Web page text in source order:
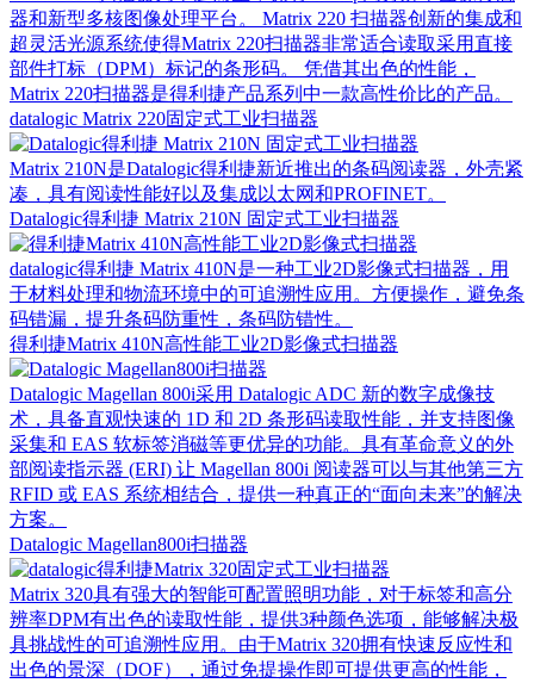
器和新型多核图像处理平台。 Matrix 220 扫描器创新的集成和
超灵活光源系统使得Matrix 220扫描器非常适合读取采用直接
部件打标（DPM）标记的条形码。 凭借其出色的性能，
Matrix 220扫描器是得利捷产品系列中一款高性价比的产品。
datalogic Matrix 220固定式工业扫描器
Matrix 210N是Datalogic得利捷新近推出的条码阅读器，外壳紧
凑，具有阅读性能好以及集成以太网和PROFINET。
Datalogic得利捷 Matrix 210N 固定式工业扫描器
datalogic得利捷 Matrix 410N是一种工业2D影像式扫描器，用
于材料处理和物流环境中的可追溯性应用。方便操作，避免条
码错漏，提升条码防重性，条码防错性。
得利捷Matrix 410N高性能工业2D影像式扫描器
Datalogic Magellan 800i采用 Datalogic ADC 新的数字成像技
术，具备直观快速的 1D 和 2D 条形码读取性能，并支持图像
采集和 EAS 软标签消磁等更优异的功能。具有革命意义的外
部阅读指示器 (ERI) 让 Magellan 800i 阅读器可以与其他第三方
RFID 或 EAS 系统相结合，提供一种真正的“面向未来”的解决
方案。
Datalogic Magellan800i扫描器
Matrix 320具有强大的智能可配置照明功能，对于标签和高分
辨率DPM有出色的读取性能，提供3种颜色选项，能够解决极
具挑战性的可追溯性应用。由于Matrix 320拥有快速反应性和
出色的景深（DOF），通过免提操作即可提供更高的性能，